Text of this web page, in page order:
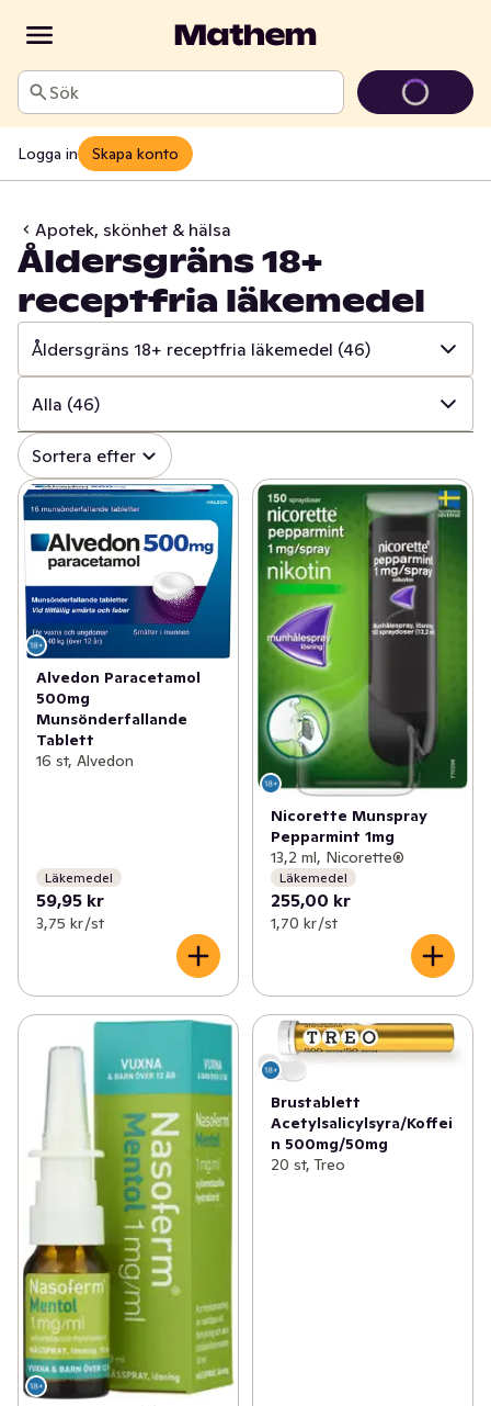
Sök
Logga in Skapa konto
Apotek, skönhet & hälsa
Åldersgräns 18+
receptfria läkemedel
Åldersgräns 18+ receptfria läkemedel (46)
✓ Alla (843)
✓ Mun och tänder
✓ Sår, bett och stick (17)
✓ Mage (15)
✓ Sex och lust (2)
✓ Händer och fötter (63)
✓ Hudvård (163)
✓ Hårvård
✓ Kost och hälsa
✓ Förkylning
Vitaminer och kosttillskott (65)
Åldersgräns 18+ receptfria läkemedel (46)
Ögon och öron (1)
Alla (46)
✓ Alla (46)
✓ Värk och feber (4)
✓ Sluta röka (9)
✓ Allergi (3)
✓ Huvudvärk och feber
✓ Värk och feber hos barn
✓ Nässpray och näsdroppar (11)
Sortera efter
Alvedon Paracetamol
500mg
Munsönderfallande
Tablett
16 st, Alvedon
Läkemedel
59,95 kr
3,75 kr /st
Nicorette Munspray
Pepparmint 1mg
13,2 ml, Nicorette®
Läkemedel
255,00 kr
1,70 kr /st
Brustablett
Acetylsalicylsyra/Koffei
n 500mg/50mg
20 st, Treo